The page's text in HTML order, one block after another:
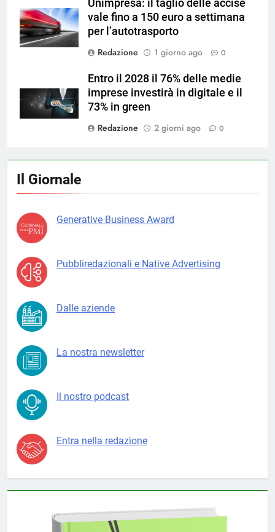
Unimpresa: il taglio delle accise
vale fino a 150 euro a settimana
per l’autotrasporto
Redazione
1 giorno ago 0
Entro il 2028 il 76% delle medie
imprese investirà in digitale e il
73% in green
Redazione
2 giorni ago 0
Il Giornale
Generative Business Award
Pubbliredazionali e Native Advertising
Dalle aziende
La nostra newsletter
Il nostro podcast
Entra nella redazione